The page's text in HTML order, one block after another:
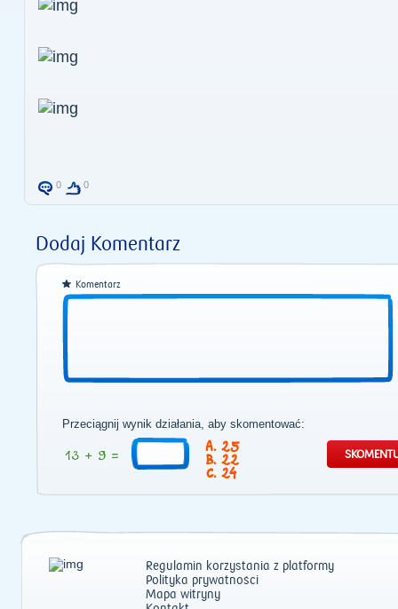
0 0
Dodaj Komentarz
Komentarz
Przeciągnij wynik działania, aby skomentować:
25
22
24
Regulamin korzystania z platformy
Polityka prywatności
Mapa witryny